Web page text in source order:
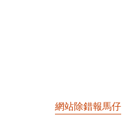
網站除錯報馬仔